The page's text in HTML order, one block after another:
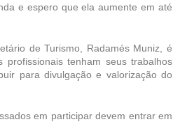
e espero que ela aumente em até
de Turismo, Radamés Muniz, é
tenham seus trabalhos
para divulgação e valorização do
em participar devem entrar em